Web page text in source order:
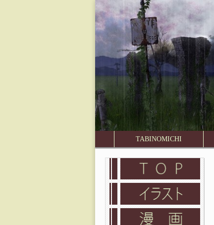
旅
の
道
第
三
停
Main menu
TABINOMICHI
Sub menu